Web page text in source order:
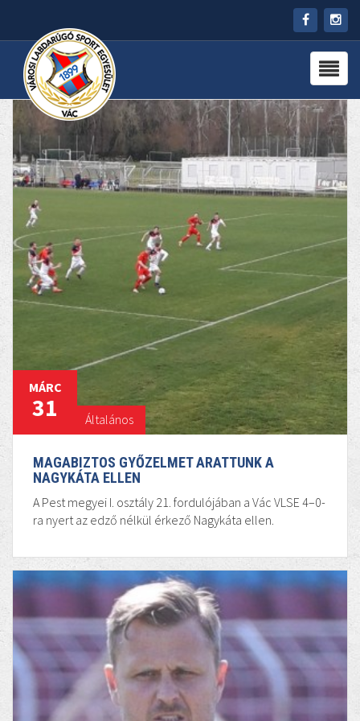
Általános
MÁRC
31
MAGABIZTOS GYŐZELMET ARATTUNK A
NAGYKÁTA ELLEN
A Pest megyei I. osztály 21. fordulójában a Vác VLSE 4–0-
ra nyert az edző nélkül érkező Nagykáta ellen.
HÍREK
RÓLUNK
CSAPATOK
PARTNEREK
PROGRAMOK
KAPCSOLAT